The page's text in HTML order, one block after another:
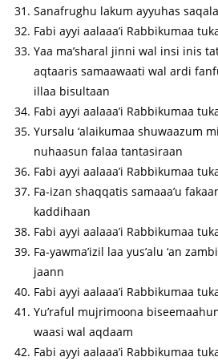
Sanafrughu lakum ayyuhas
Fabi ayyi aalaaa’i Rabbikumaa
Yaa ma’sharal jinni wal insi inis
aqtaaris samaawaati wal ardi
illaa bisultaan
Fabi ayyi aalaaa’i Rabbikumaa
Yursalu ‘alaikumaa shuwaazum
nuhaasun falaa tantasiraan
Fabi ayyi aalaaa’i Rabbikumaa
Fa-izan shaqqatis samaaa’u
kaddihaan
Fabi ayyi aalaaa’i Rabbikumaa
Fa-yawma’izil laa yus’alu ‘an
jaann
Fabi ayyi aalaaa’i Rabbikumaa
Yu’raful mujrimoona
waasi wal aqdaam
Fabi ayyi aalaaa’i Rabbikumaa